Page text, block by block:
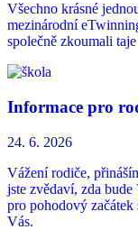
Všechno krásné
mezinárodní
společně zkoumali
Informace pro
24. 6. 2026
Vážení rodiče,
jste zvědaví, zda
pro pohodový
Vás.